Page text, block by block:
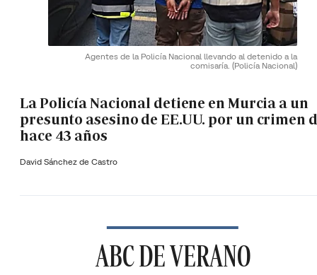
Agentes de la Policía Nacional llevando al detenido a la
comisaría. (Policía Nacional)
La Policía Nacional detiene en Murcia a un
presunto asesino de EE.UU. por un crimen
hace 43 años
David Sánchez de Castro
ABC DE VERANO